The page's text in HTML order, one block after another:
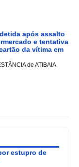
após assalto
e tentativa
da vítima em
de ATIBAIA
estupro de